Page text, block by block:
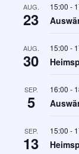
AUG.
23
15:00 -
AUG.
30
15:00 -
SEP.
5
16:00 -
SEP.
13
15:00 -